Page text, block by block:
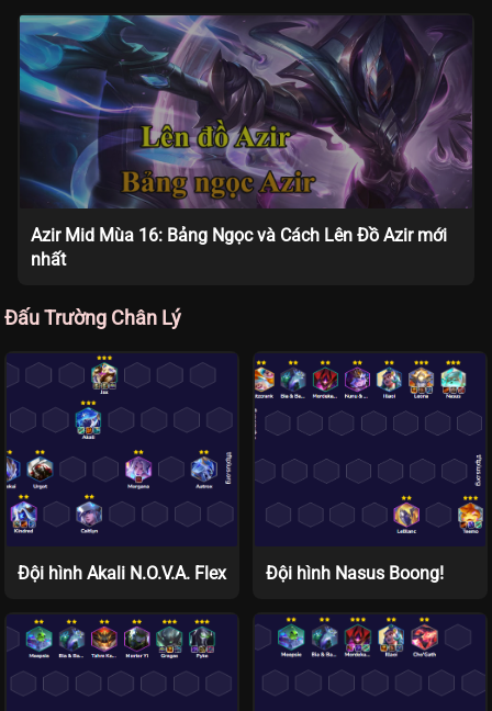
Azir Mid Mùa 16: Bảng Ngọc và Cách Lên Đồ Azir mới
nhất
Đấu Trường Chân Lý
Đội hình Akali N.O.V.A. Flex Đội hình Nasus Boong!